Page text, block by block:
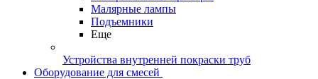
Малярные лампы
Подъемники
Еще
Устройства внутренней покраски труб
Оборудование для смесей